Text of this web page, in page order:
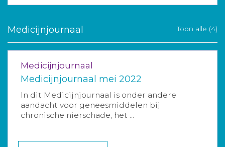
Medicijnjournaal Toon alle (4)
Medicijnjournaal
Medicijnjournaal mei 2022
In dit Medicijnjournaal is onder andere
aandacht voor geneesmiddelen bij
chronische nierschade, het ...